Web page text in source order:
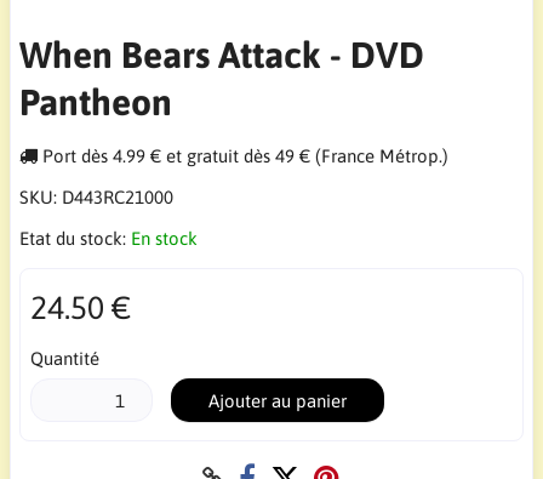
When Bears Attack - DVD
Pantheon
Port dès 4.99 € et gratuit dès 49 € (France Métrop.)
SKU: D443RC21000
Etat du stock: En stock
24.50 €
Quantité
Ajouter au panier